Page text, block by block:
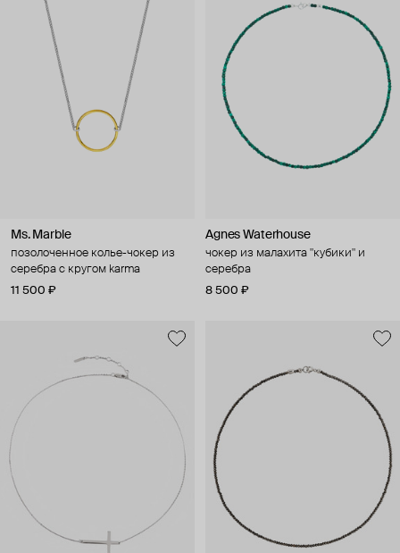
Ms. Marble
позолоченное колье-чокер из
серебра с кругом karma
11 500 ₽
Agnes Waterhouse
чокер из малахита "кубики" и
серебра
8 500 ₽